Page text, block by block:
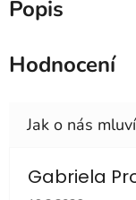
Popis
Hodnocení
Gabriela